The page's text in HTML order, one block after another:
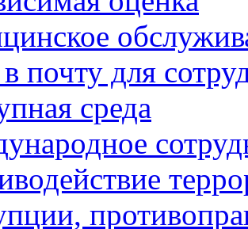
почту для
среда